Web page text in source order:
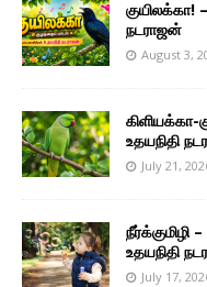
குயிலக்கா!
நடராஜன்
August 3,
கிளியக்கா-
உதயநிதி
July 21,
நீர்க்குமிழி
உதயநிதி
July 17,